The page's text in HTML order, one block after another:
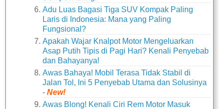
Adu Luas Bagasi Tiga SUV Kompak Paling
Laris di Indonesia: Mana yang Paling
Fungsional?
Apakah Wajar Knalpot Motor Mengeluarkan
Asap Putih Tipis di Pagi Hari? Kenali Penyebab
dan Bahayanya!
Awas Bahaya! Mobil Terasa Tidak Stabil di
Jalan Tol, Ini 5 Penyebab Utama dan Solusinya
-New!
Awas Blong! Kenali Ciri Rem Motor Masuk